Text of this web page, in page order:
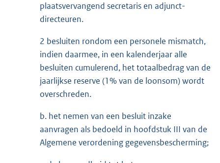
plaatsvervangend secretaris en adjunct-
directeuren.
2 besluiten rondom een personele mismatch,
indien daarmee, in een kalenderjaar alle
besluiten cumulerend, het totaalbedrag van de
jaarlijkse reserve (1% van de loonsom) wordt
overschreden.
b. het nemen van een besluit inzake
aanvragen als bedoeld in hoofdstuk III van de
Algemene verordening gegevensbescherming;